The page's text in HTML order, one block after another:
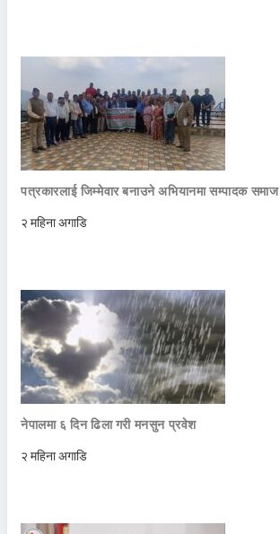
पत्रकारलाई जिम्मेवार बनाउने अभियानमा सम्पादक समाज
२ महिना अगाडि
नेपालमा ६ दिन ढिला गरी मनसुन प्रवेश
२ महिना अगाडि